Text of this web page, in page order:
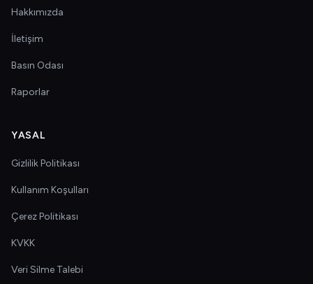
Hakkımızda
İletişim
Basın Odası
Raporlar
YASAL
Gizlilik Politikası
Kullanım Koşulları
Çerez Politikası
KVKK
Veri Silme Talebi